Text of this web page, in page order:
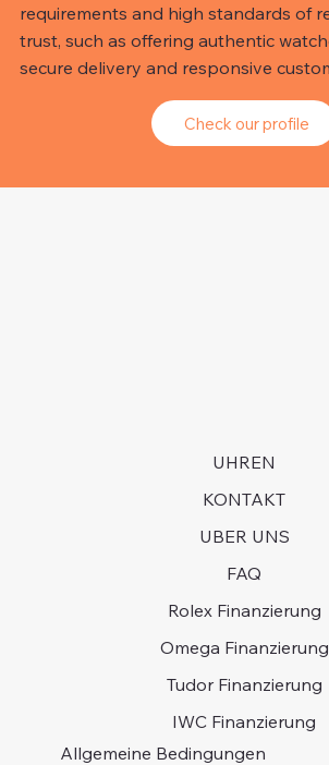
requirements and high standards of
trust, such as offering authentic
secure delivery and responsive
Check our profile
UHREN
KONTAKT
UBER UNS
FAQ
Rolex Finanzierung
Omega Finanzierung
Tudor Finanzierung
IWC Finanzierung
Allgemeine Bedingungen